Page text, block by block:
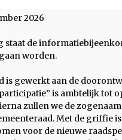
2026
staat de
worden.
is gewerkt aan de
is ambtelijk tot
zullen we de
Met de
voor de nieuwe